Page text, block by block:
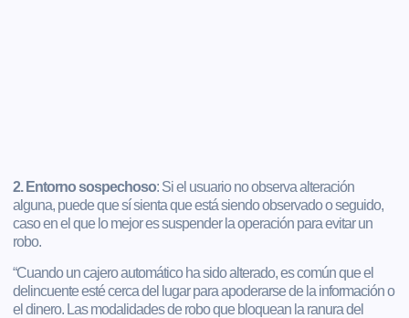
2. Entorno sospechoso: Si el usuario no observa alteración
alguna, puede que sí sienta que está siendo observado o seguido,
caso en el que lo mejor es suspender la operación para evitar un
robo.
“Cuando un cajero automático ha sido alterado, es común que el
delincuente esté cerca del lugar para apoderarse de la información o
el dinero. Las modalidades de robo que bloquean la ranura del